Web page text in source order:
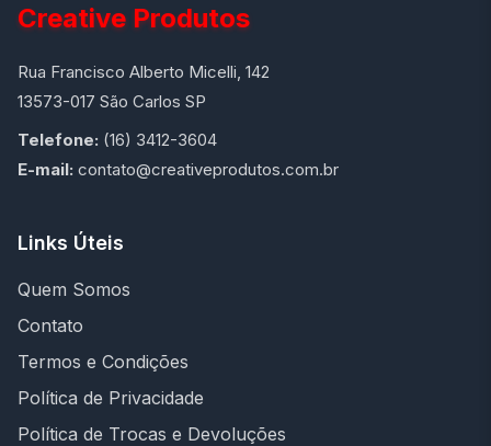
Creative Produtos
Rua Francisco Alberto Micelli, 142
13573-017 São Carlos SP
Telefone: (16) 3412-3604
E-mail: contato@creativeprodutos.com.br
Links Úteis
Quem Somos
Contato
Termos e Condições
Política de Privacidade
Política de Trocas e Devoluções